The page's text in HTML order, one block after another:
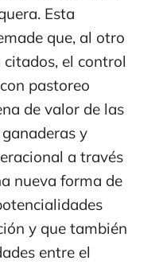
Esta
que, al otro
el control
pastoreo
de valor de las
y
a través
nueva forma de
y que también
entre el